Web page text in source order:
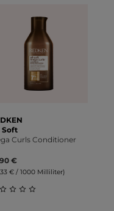
Soft
Curls Conditioner
€
€ / 1000 Milliliter)